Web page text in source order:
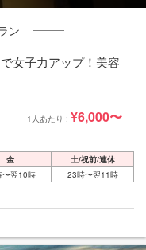
ン
女子力アップ！美容
1人あたり : ¥6,000〜
金
土/祝前/連休
〜翌10時 23時〜翌11時